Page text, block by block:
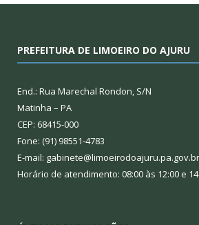
PREFEITURA DE LIMOEIRO DO AJURU
End.: Rua Marechal Rondon, S/N
Matinha – PA
CEP: 68415-000
Fone: (91) 98551-4783
E-mail: gabinete@limoeirodoajuru.pa.gov.br
Horário de atendimento: 08:00 às 12:00 e